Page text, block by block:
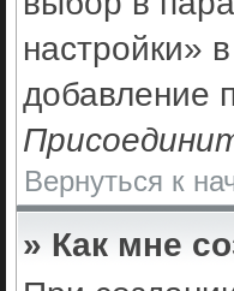
настройки»
добавление
Вернуться к
» Как мне